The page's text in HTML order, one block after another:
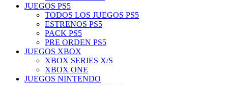
JUEGOS PS5
TODOS LOS JUEGOS PS5
ESTRENOS PS5
PACK PS5
PRE ORDEN PS5
JUEGOS XBOX
XBOX SERIES X/S
XBOX ONE
JUEGOS NINTENDO